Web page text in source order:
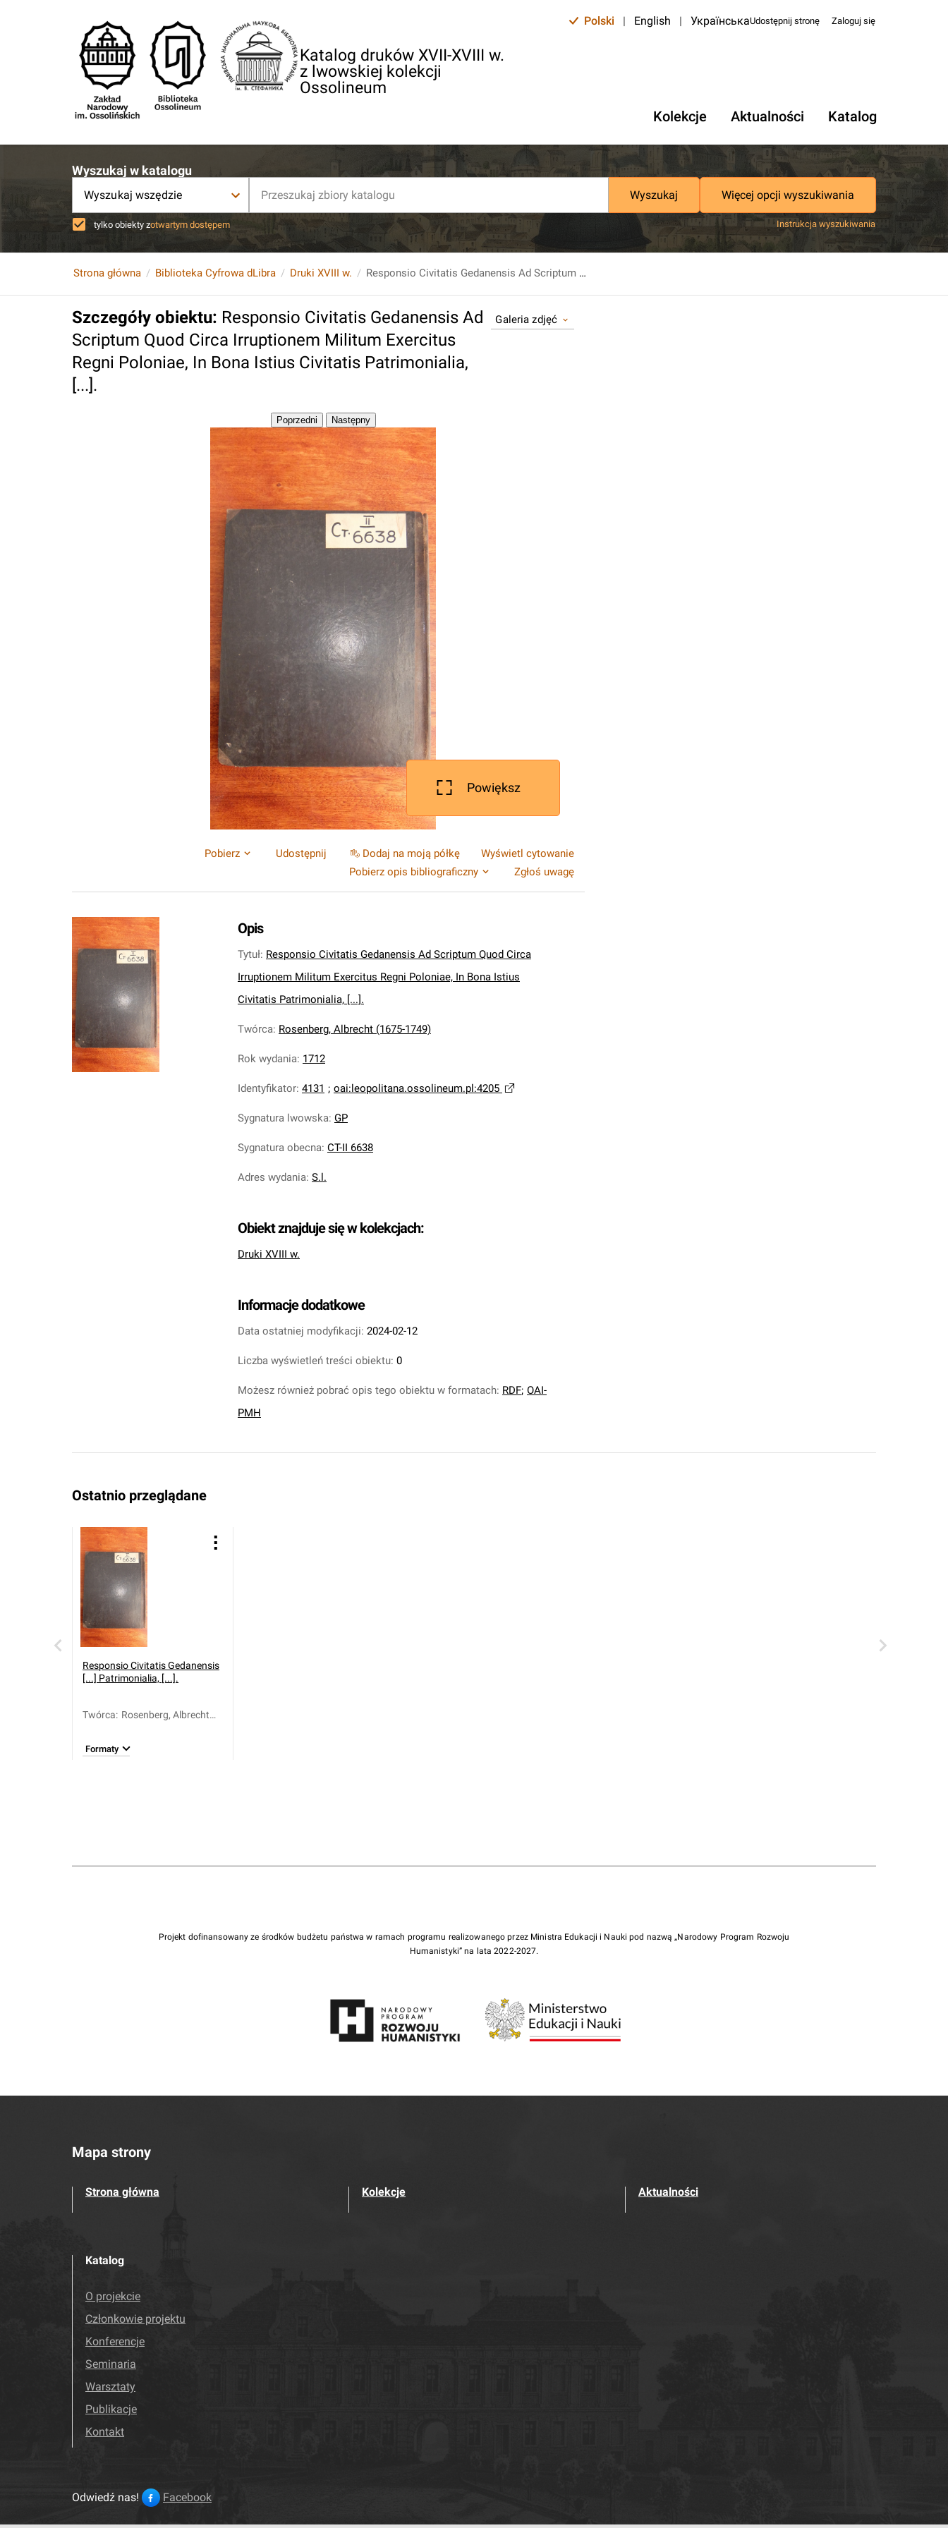
Katalog druków XVII-XVIII w.
z lwowskiej kolekcji
Ossolineum
Polski | English | УкраїнськаUdostępnij stronę Zaloguj się
Kolekcje Aktualności Katalog
Wyszukaj w katalogu
Wyszukaj wszędzie Wyszukaj Więcej opcji wyszukiwania
tylko obiekty zotwartym dostępem Instrukcja wyszukiwania
Strona główna Biblioteka Cyfrowa dLibra Druki XVIII w. Responsio Civitatis Gedanensis Ad Scriptum Quod Circa Irruptionem Militum Exercitus Regni Poloniae, In Bona Istius Civitatis Patrimonialia, [...].
Szczegóły obiektu: Responsio Civitatis Gedanensis Ad
Scriptum Quod Circa Irruptionem Militum Exercitus
Regni Poloniae, In Bona Istius Civitatis Patrimonialia,
[...].
Galeria zdjęć
Powiększ
Pobierz Udostępnij Dodaj na moją półkę
Wyświetl cytowanie
Pobierz opis bibliograficzny
Zgłoś uwagę
Opis
Tytuł: Responsio Civitatis Gedanensis Ad Scriptum Quod Circa
Irruptionem Militum Exercitus Regni Poloniae, In Bona Istius
Civitatis Patrimonialia, [...].
Twórca: Rosenberg, Albrecht (1675-1749)
Rok wydania: 1712
Identyfikator: 4131 ; oai:leopolitana.ossolineum.pl:4205
Sygnatura lwowska: GP
Sygnatura obecna: CT-II 6638
Adres wydania: S.l.
Obiekt znajduje się w kolekcjach:
Druki XVIII w.
Informacje dodatkowe
Data ostatniej modyfikacji: 2024-02-12
Liczba wyświetleń treści obiektu: 0
Możesz również pobrać opis tego obiektu w formatach: RDF; OAI-
PMH
Ostatnio przeglądane
Responsio Civitatis Gedanensis
[...] Patrimonialia, [...].
Twórca: Rosenberg, Albrecht
Formaty
Projekt dofinansowany ze środków budżetu państwa w ramach programu realizowanego przez Ministra Edukacji i Nauki pod nazwą „Narodowy Program Rozwoju
Humanistyki” na lata 2022-2027.
Mapa strony
Strona główna Kolekcje Aktualności
Katalog
O projekcie
Członkowie projektu
Konferencje
Seminaria
Warsztaty
Publikacje
Kontakt
Odwiedź nas! Facebook